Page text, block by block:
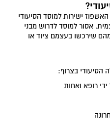
ישירות למוסד הסיעודי
אסור למוסד לדרוש מבני
שירכשו בעצמם ציוד או
הסיעודי בצרוף:
רופא ואחות